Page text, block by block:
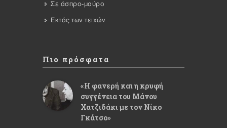
Σε άσπρο-μαύρο
Εκτός των τειχών
Πιο πρόσφατα
«Η φανερή και η κρυφή
συγγένεια του Μάνου
Χατζιδάκι με τον Νίκο
Γκάτσο»